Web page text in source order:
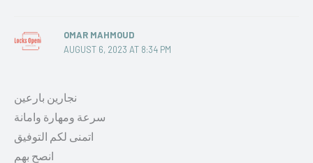
OMAR MAHMOUD
AUGUST 6, 2023 AT 8:34 PM
نجارين بارعين
سرعة ومهارة وامانة
اتمنى لكم التوفيق
انصح بهم